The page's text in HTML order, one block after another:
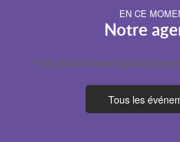
EN CE
Notre
Pas d'événement
Tous les